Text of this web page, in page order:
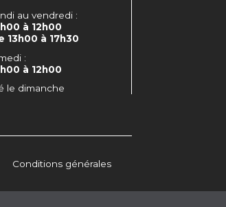
au vendredi :
à 12h00
13h00 à 17h30
:
à 12h00
le dimanche
Conditions générales